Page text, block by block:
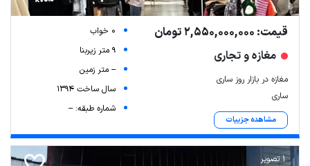
قیمت: 2,550,000,000 تومان
مغازه و تجاری
مغازه در بازار روز ساری
ساری
مشاهده جزییات
0 خواب
9 متر زیربنا
-- متر زمین
سال ساخت 1394
شماره طبقه: --
1 تصویر